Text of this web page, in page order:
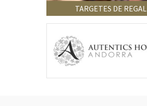
TARGETES DE REGAL